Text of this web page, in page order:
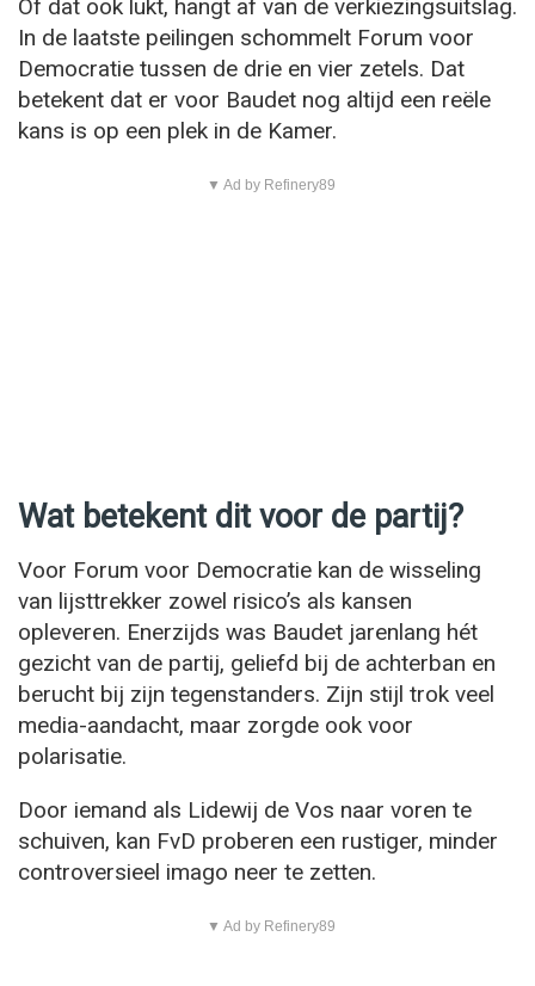
Of dat ook lukt, hangt af van de verkiezingsuitslag.
In de laatste peilingen schommelt Forum voor
Democratie tussen de drie en vier zetels. Dat
betekent dat er voor Baudet nog altijd een reële
kans is op een plek in de Kamer.
▼ Ad by Refinery89
Wat betekent dit voor de partij?
Voor Forum voor Democratie kan de wisseling
van lijsttrekker zowel risico’s als kansen
opleveren. Enerzijds was Baudet jarenlang hét
gezicht van de partij, geliefd bij de achterban en
berucht bij zijn tegenstanders. Zijn stijl trok veel
media-aandacht, maar zorgde ook voor
polarisatie.
Door iemand als Lidewij de Vos naar voren te
schuiven, kan FvD proberen een rustiger, minder
controversieel imago neer te zetten.
▼ Ad by Refinery89